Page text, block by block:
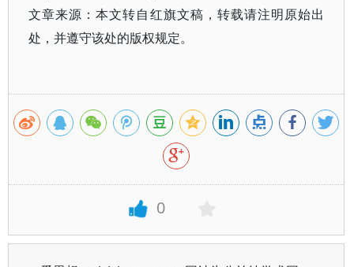
文章来源：本文转自红旗文稿，转载请注明原始出
处，并遵守该处的版权规定。
0